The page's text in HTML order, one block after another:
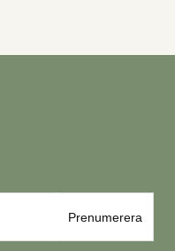
Prenumerera